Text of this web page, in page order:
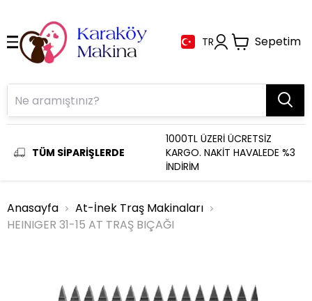
TR Sepetim
TÜM SİPARİŞLERDE
1000TL ÜZERİ ÜCRETSİZ
KARGO. NAKİT HAVALEDE %3
İNDİRİM
Anasayfa
At-İnek Traş Makinaları
HEINIGER 31-15 AT TRAŞ BIÇAĞI